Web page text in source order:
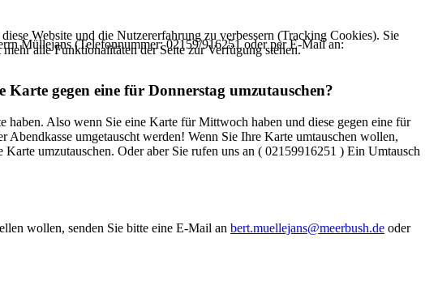
Müllejans (Telefonnummer: 02159/916251 oder per E-Mail an:
gegen eine für Donnerstag umzutauschen?
haben. Also wenn Sie eine Karte für Mittwoch haben und diese gegen eine für
umgetauscht werden! Wenn Sie Ihre Karte umtauschen wollen,
umzutauschen. Oder aber Sie rufen uns an ( 02159916251 ) Ein Umtausch
wollen, senden Sie bitte eine E-Mail an bert.muellejans@meerbush.de oder
Website und die Nutzererfahrung zu verbessern (Tracking Cookies). Sie
alle Funktionalitäten der Seite zur Verfügung stehen.